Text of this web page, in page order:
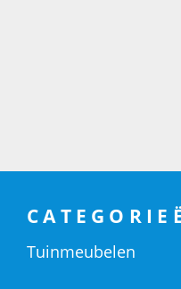
Tuinmeubelen